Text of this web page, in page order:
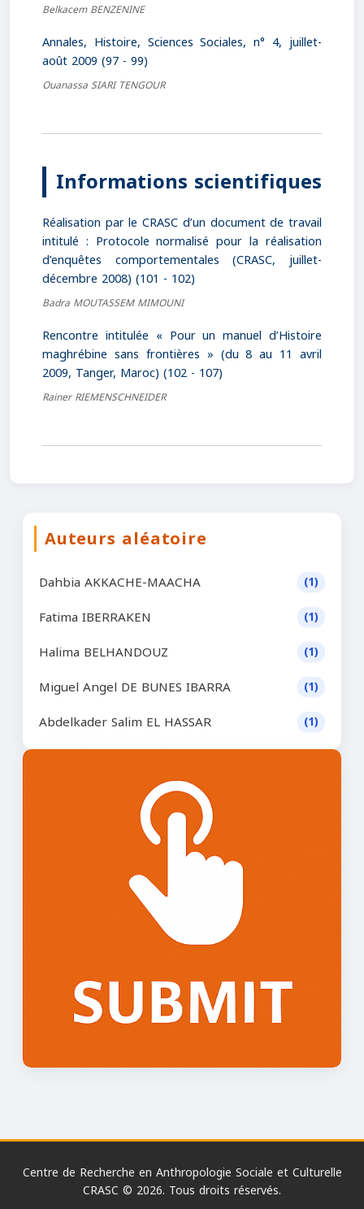
Belkacem BENZENINE
Annales, Histoire, Sciences Sociales, n° 4, juillet-
août 2009 (97 - 99)
Ouanassa SIARI TENGOUR
Informations scientifiques
Réalisation par le CRASC d’un document de travail
intitulé : Protocole normalisé pour la réalisation
d’enquêtes comportementales (CRASC, juillet-
décembre 2008) (101 - 102)
Badra MOUTASSEM MIMOUNI
Rencontre intitulée « Pour un manuel d’Histoire
maghrébine sans frontières » (du 8 au 11 avril
2009, Tanger, Maroc) (102 - 107)
Rainer RIEMENSCHNEIDER
Auteurs aléatoire
Dahbia AKKACHE-MAACHA (1)
Fatima IBERRAKEN (1)
Halima BELHANDOUZ (1)
Miguel Angel DE BUNES IBARRA (1)
Abdelkader Salim EL HASSAR (1)
Centre de Recherche en Anthropologie Sociale et Culturelle
CRASC © 2026. Tous droits réservés.